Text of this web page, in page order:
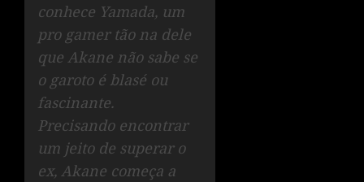
conhece Yamada, um
pro gamer tão na dele
que Akane não sabe se
o garoto é blasé ou
fascinante.
Precisando encontrar
um jeito de superar o
ex, Akane começa a